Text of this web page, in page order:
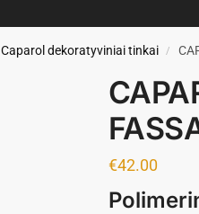
Caparol dekoratyviniai tinkai /
€42.00